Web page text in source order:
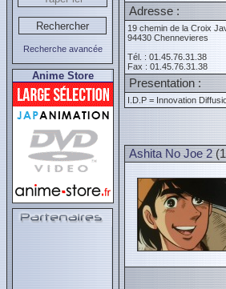
Recherche avancée
Anime Store
Adresse :
19 chemin de la Croix
94430 Chennevieres
Tél. : 01.45.76.31.38
Fax : 01.45.76.31.38
Presentation :
I.D.P = Innovation
Ashita No Joe 2